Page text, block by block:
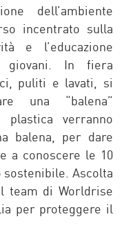
dell’ambiente
incentrato sulla
e l’educazione
giovani. In fiera
puliti e lavati, si
una “balena”
verranno
balena, per dare
a conoscere le 10
Ascolta
team di Worldrise
per proteggere il